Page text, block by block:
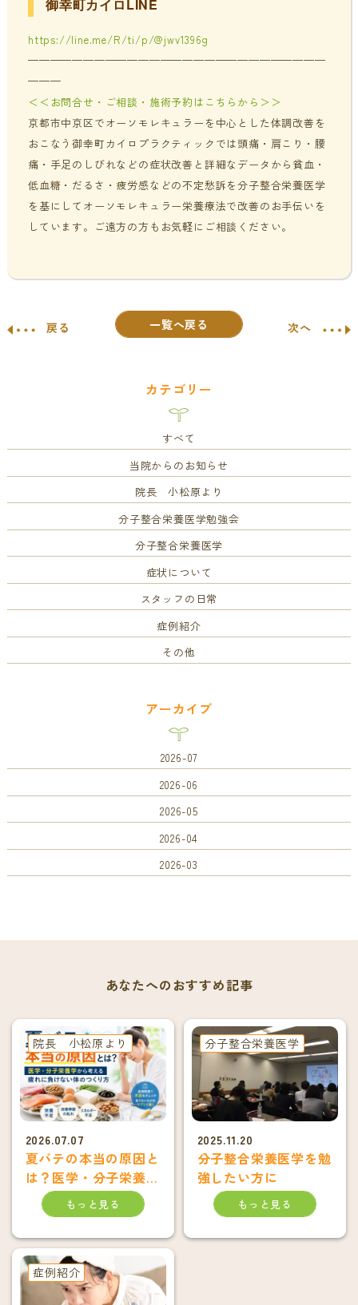
御幸町カイロLINE
https://line.me/R/ti/p/@jwv1396g
———————————————————————————
———
＜＜お問合せ・ご相談・施術予約はこちらから＞＞
京都市中京区でオーソモレキュラーを中心とした体調改善を
おこなう御幸町カイロプラクティックでは頭痛・肩こり・腰
痛・手足のしびれなどの症状改善と詳細なデータから貧血・
低血糖・だるさ・疲労感などの不定愁訴を分子整合栄養医学
を基にしてオーソモレキュラー栄養療法で改善のお手伝いを
しています。ご遠方の方もお気軽にご相談ください。
戻る 一覧へ戻る 次へ
カテゴリー
すべて
当院からのお知らせ
院長 小松原より
分子整合栄養医学勉強会
分子整合栄養医学
症状について
スタッフの日常
症例紹介
その他
アーカイブ
2026-07
2026-06
2026-05
2026-04
2026-03
あなたへのおすすめ記事
院長 小松原より
2026.07.07
夏バテの本当の原因と
は？医学・分子栄養学
から考える疲れに負け
ない体のつくり方
もっと見る
分子整合栄養医学
2025.11.20
分子整合栄養医学を勉
強したい方に
もっと見る
症例紹介